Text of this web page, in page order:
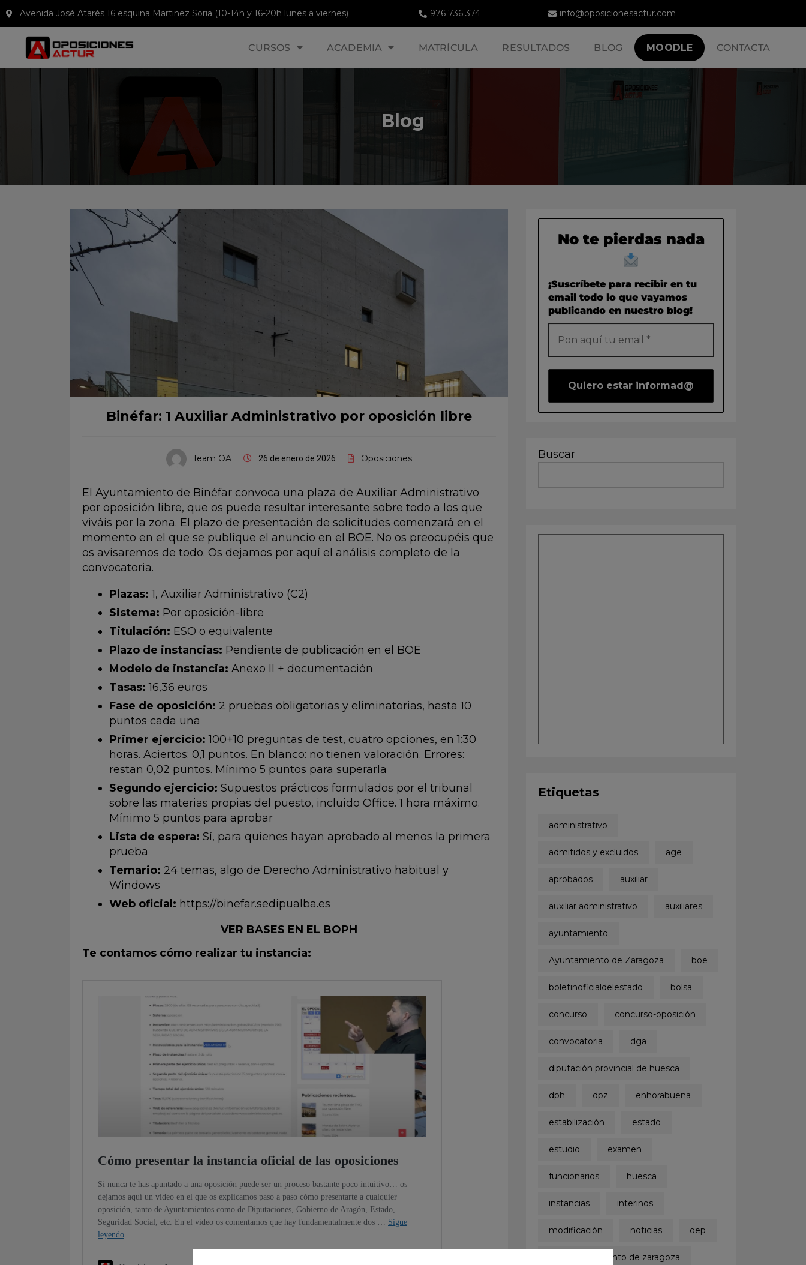
Avenida José Atarés 16 esquina Martinez Soria (10-14h y 16-20h lunes a viernes) 976 736 374 info@oposicionesactur.com
CURSOS ACADEMIA MATRÍCULA RESULTADOS BLOG MOODLE CONTACTA
Blog
Binéfar: 1 Auxiliar Administrativo por oposición libre
Team OA 26 de enero de 2026 Oposiciones
El Ayuntamiento de Binéfar convoca una plaza de Auxiliar Administrativo
por oposición libre, que os puede resultar interesante sobre todo a los que
viváis por la zona. El plazo de presentación de solicitudes comenzará en el
momento en el que se publique el anuncio en el BOE. No os preocupéis que
os avisaremos de todo. Os dejamos por aquí el análisis completo de la
convocatoria.
Plazas:1, Auxiliar Administrativo (C2)
Sistema: Por oposición-libre
Titulación: ESO o equivalente
Plazo de instancias: Pendiente de publicación en el BOE
Modelo de instancia: Anexo II + documentación
Tasas: 16,36 euros
Fase de oposición: 2 pruebas obligatorias y eliminatorias, hasta 10
puntos cada una
Primer ejercicio: 100+10 preguntas de test, cuatro opciones, en 1:30
horas. Aciertos: 0,1 puntos. En blanco: no tienen valoración. Errores:
restan 0,02 puntos. Mínimo 5 puntos para superarla
Segundo ejercicio: Supuestos prácticos formulados por el tribunal
sobre las materias propias del puesto, incluido Office. 1 hora máximo.
Mínimo 5 puntos para aprobar
Lista de espera: Sí, para quienes hayan aprobado al menos la primera
prueba
Temario: 24 temas, algo de Derecho Administrativo habitual y
Windows
Web oficial: https://binefar.sedipualba.es
VER BASES EN EL BOPH
Te contamos cómo realizar tu instancia:
No te pierdas nada
¡Suscríbete para recibir en tu
email todo lo que vayamos
publicando en nuestro blog!
Buscar
Etiquetas
administrativo
admitidos y excluidos age
aprobados auxiliar
auxiliar administrativo auxiliares
ayuntamiento
Ayuntamiento de Zaragoza boe
boletinoficialdelestado bolsa
concurso concurso-oposición
convocatoria dga
diputación provincial de huesca
dph dpz enhorabuena
estabilización estado
estudio examen
funcionarios huesca
instancias interinos
modificación noticias oep
oep ayuntamiento de zaragoza